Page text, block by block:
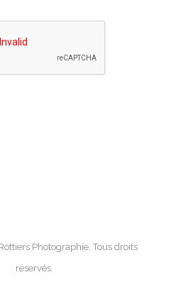
Photographie. Tous droits
réservés.